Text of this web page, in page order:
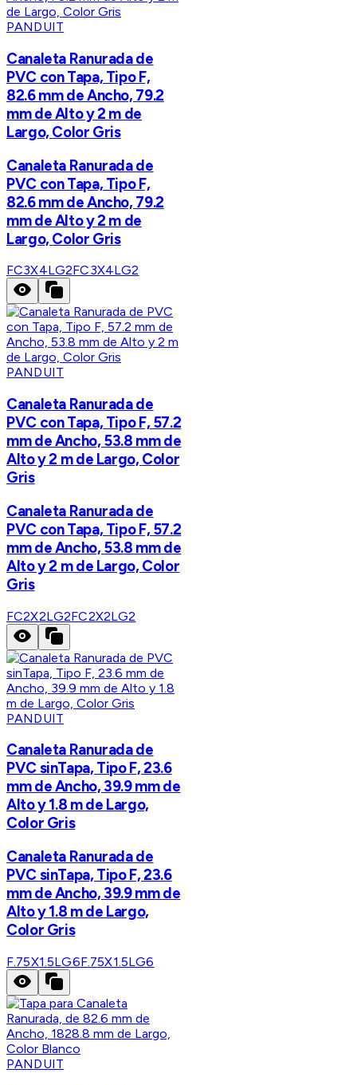
PANDUIT
Canaleta Ranurada de
PVC con Tapa, Tipo F,
82.6 mm de Ancho, 79.2
mm de Alto y 2 m de
Largo, Color Gris
Canaleta Ranurada de
PVC con Tapa, Tipo F,
82.6 mm de Ancho, 79.2
mm de Alto y 2 m de
Largo, Color Gris
FC3X4LG2FC3X4LG2
PANDUIT
Canaleta Ranurada de
PVC con Tapa, Tipo F, 57.2
mm de Ancho, 53.8 mm de
Alto y 2 m de Largo, Color
Gris
Canaleta Ranurada de
PVC con Tapa, Tipo F, 57.2
mm de Ancho, 53.8 mm de
Alto y 2 m de Largo, Color
Gris
FC2X2LG2FC2X2LG2
PANDUIT
Canaleta Ranurada de
PVC sinTapa, Tipo F, 23.6
mm de Ancho, 39.9 mm de
Alto y 1.8 m de Largo,
Color Gris
Canaleta Ranurada de
PVC sinTapa, Tipo F, 23.6
mm de Ancho, 39.9 mm de
Alto y 1.8 m de Largo,
Color Gris
F.75X1.5LG6F.75X1.5LG6
PANDUIT